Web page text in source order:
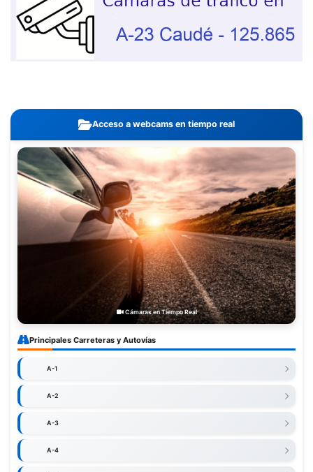
Acceso a webcams en tiempo real
Cámaras en Tiempo Real
Principales Carreteras y Autovías
A-1
A-2
A-3
A-4